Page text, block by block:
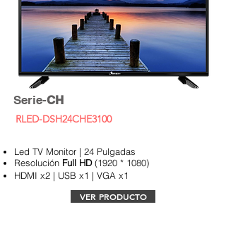
Serie-CH
RLED-DSH24CHE3100
Led TV Monitor | 24 Pulgadas
Resolución Full HD(1920 * 1080)
HDMI x2 | USB x1 | VGA x1
VER PRODUCTO